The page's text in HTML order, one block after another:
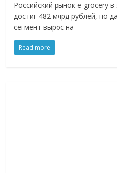
Российский рынок e-grocery
достиг 482 млрд рублей, по
сегмент вырос на
Read more